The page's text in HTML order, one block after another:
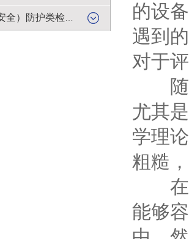
的设
遇到
对于
随着
尤其
学理
粗糙
在工
能够